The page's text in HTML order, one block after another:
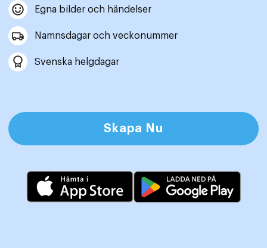
Egna bilder och händelser
Namnsdagar och veckonummer
Svenska helgdagar
Skapa Nu